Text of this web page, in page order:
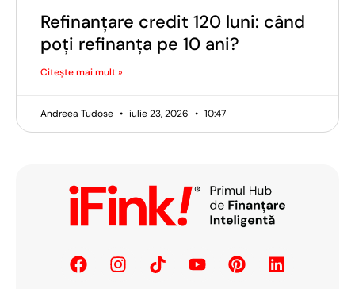
Refinanțare credit 120 luni: când
poți refinanța pe 10 ani?
Citește mai mult »
Andreea Tudose iulie 23, 2026 10:47